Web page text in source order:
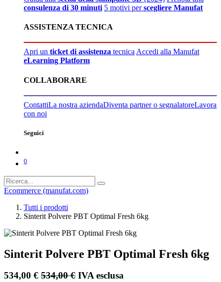
consulenza di 30 minuti 5 motivi perscegliere Manufat
ASSISTENZA TECNICA
Apri un ticket di assistenza tecnicaAccedi alla Manufat
eLearning Platform
COLLABORARE
ContattiLa nostra aziendaDiventa partner o segnalatoreLavora
con noi
Seguici
0
Ecommerce (manufat.com)
Tutti i prodotti
Sinterit Polvere PBT Optimal Fresh 6kg
Sinterit Polvere PBT Optimal Fresh 6kg
534,00 € 534,00€ IVA esclusa